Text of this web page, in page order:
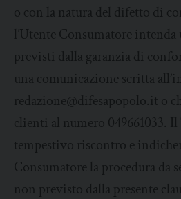
o con la natura del difetto di
l’Utente Consumatore
previsti dalla garanzia di
una comunicazione scritta
redazione@difesapopolo.it o
clienti al numero 049661033.
tempestivo riscontro e
Consumatore la procedura da
non previsto dalla presente